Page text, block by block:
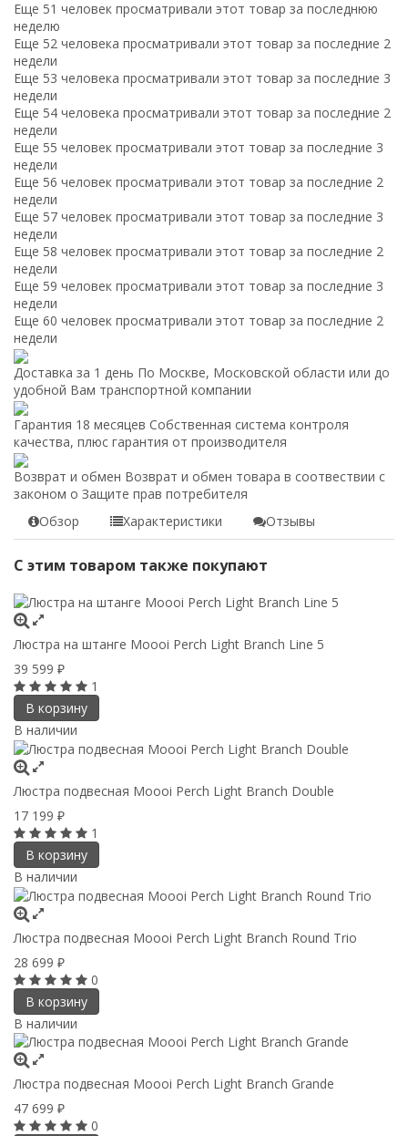
Еще 51 человек просматривали этот товар за последнюю
неделю
Еще 52 человека просматривали этот товар за последние 2
недели
Еще 53 человека просматривали этот товар за последние 3
недели
Еще 54 человека просматривали этот товар за последние 2
недели
Еще 55 человек просматривали этот товар за последние 3
недели
Еще 56 человек просматривали этот товар за последние 2
недели
Еще 57 человек просматривали этот товар за последние 3
недели
Еще 58 человек просматривали этот товар за последние 2
недели
Еще 59 человек просматривали этот товар за последние 3
недели
Еще 60 человек просматривали этот товар за последние 2
недели
Доставка за 1 день По Москве, Московской области или до
удобной Вам транспортной компании
Гарантия 18 месяцев Собственная система контроля
качества, плюс гарантия от производителя
Возврат и обмен Возврат и обмен товара в соотвествии с
законом о Защите прав потребителя
Обзор
Характеристики Отзывы
С этим товаром также покупают
Люстра на штанге Moooi Perch Light Branch Line 5
39 599 ₽
1
В корзину
В наличии
Люстра подвесная Moooi Perch Light Branch Double
17 199 ₽
1
В корзину
В наличии
Люстра подвесная Moooi Perch Light Branch Round Trio
28 699 ₽
0
В корзину
В наличии
Люстра подвесная Moooi Perch Light Branch Grande
47 699 ₽
0